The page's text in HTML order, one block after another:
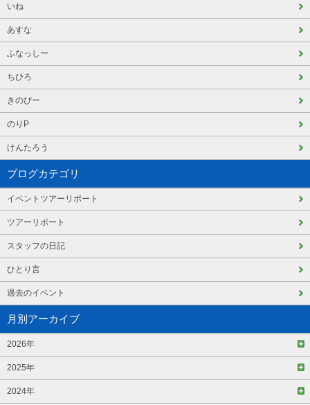
いね
あすな
ふなっしー
ちひろ
きのぴー
のりP
けんたろう
ブログカテゴリ
イベントツアーリポート
ツアーリポート
スタッフの日記
ひとり言
過去のイベント
月別アーカイブ
2026年
2025年
2024年